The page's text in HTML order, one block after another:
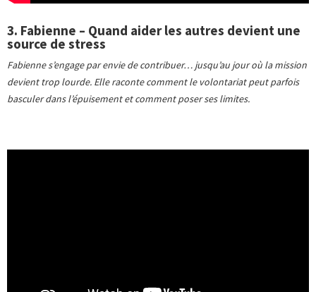
3. Fabienne – Quand aider les autres devient une
source de stress
Fabienne s’engage par envie de contribuer… jusqu’au jour où la mission
devient trop lourde. Elle raconte comment le volontariat peut parfois
basculer dans l’épuisement et comment poser ses limites.